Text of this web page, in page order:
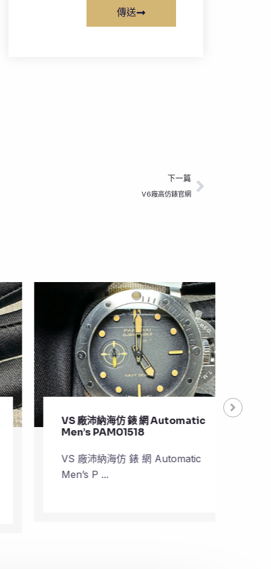
傳送
下一篇
V6廠高仿錶官網
下一篇
VS 廠沛納海仿 錶 網 Automatic
Men’s PAM01518
VS 廠沛納海仿 錶 網 Automatic
Men’s P ...